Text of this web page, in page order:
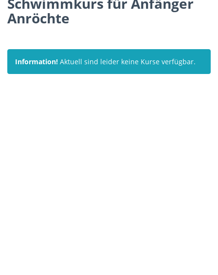
Anröchte
Information! Aktuell sind leider keine Kurse verfügbar.